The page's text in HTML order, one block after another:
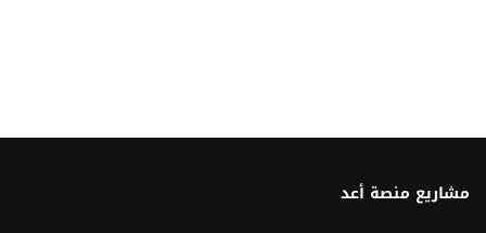
مشاريع منصة أعد